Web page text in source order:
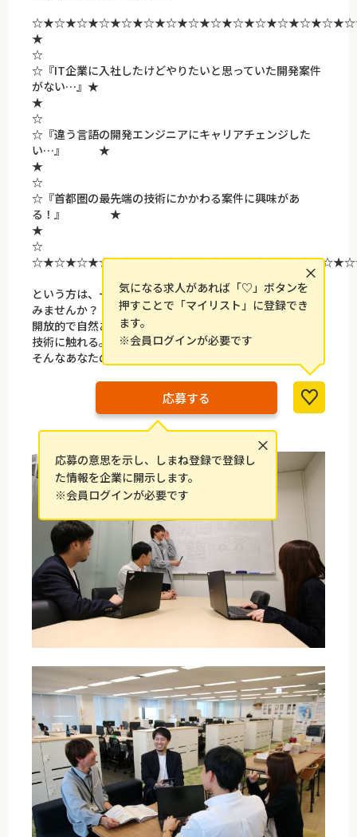
☆
☆『IT企業に入社したけどやりたいと思っていた開発案件
がない…』★
☆
☆『違う言語の開発エンジニアにキャリアチェンジした
い…』 ★
☆
☆『首都圏の最先端の技術にかかわる案件に興味があ
る！』 ★
☆
という方は、一度イデアルアーキテクツに話を聞きに来て
みませんか？
開放的で自然あふれる島根オフィスで、首都圏の最先端の
技術に触れる。
そんなあなたの理想を叶える環境が整っています。
応募する
×
応募の意思を示し、しまね登録で登録し
た情報を企業に開示します。
※会員ログインが必要です
×
気になる求人があれば「♡」ボタンを
押すことで「マイリスト」に登録でき
ます。
※会員ログインが必要です